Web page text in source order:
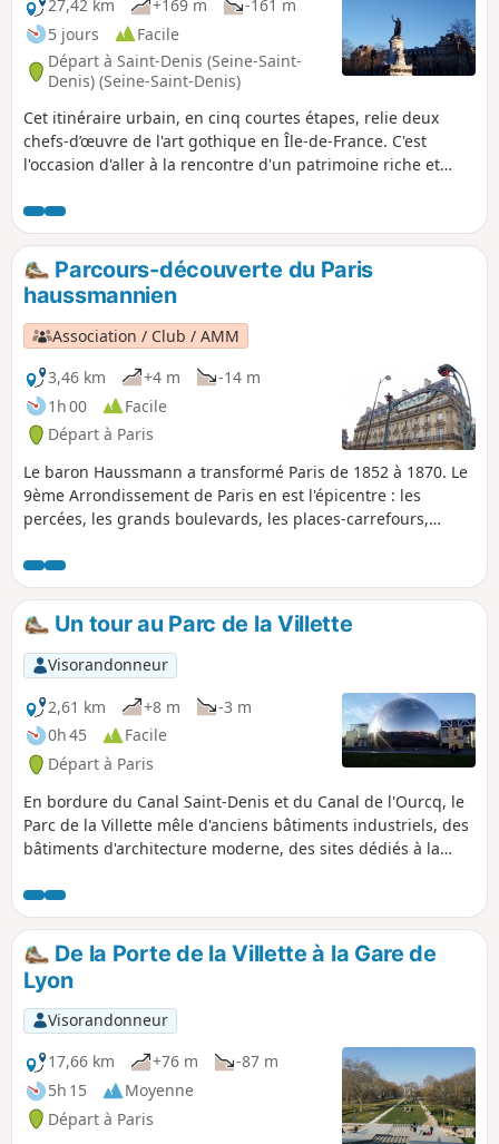
27,42 km +169 m
-161 m
5 jours
Facile
Départ à Saint-Denis (Seine-Saint-
Denis) (Seine-Saint-Denis)
Cet itinéraire urbain, en cinq courtes étapes, relie deux
chefs-d’œuvre de l'art gothique en Île-de-France. C'est
l'occasion d'aller à la rencontre d'un patrimoine riche et
siècle, architecture industrielle et moderne, street art, etc.
Les parties strictement urbaines sont entrecoupées d'un
passage le long du Canal Saint-Denis et de la traversée de
plusieurs parcs et jardins dont ceux de la Villette et des
Buttes Chaumont.
Parcours-découverte du Paris
haussmannien
Association / Club / AMM
3,46 km
+4 m
-14 m
1h 00
Facile
Départ à Paris
Le baron Haussmann a transformé Paris de 1852 à 1870. Le
9ème Arrondissement de Paris en est l'épicentre : les
percées, les grands boulevards, les places-carrefours,
second empire : grands magasins, Opéra, théâtres, music-
halls, églises, sièges de la presse, banques, passages
couverts, colonnes Morris, kiosques, etc. Ce parcours vous
fera découvrir, les témoins de cette époque, et leur
adaptation au Paris d’aujourd’hui.
Un tour au Parc de la Villette
Visorandonneur
2,61 km
+8 m
-3 m
0h 45
Facile
Départ à Paris
En bordure du Canal Saint-Denis et du Canal de l'Ourcq, le
Parc de la Villette mêle d'anciens bâtiments industriels, des
bâtiments d'architecture moderne, des sites dédiés à la
thématiques. Cette brève promenade propose de traverser
ce parc, avec de nombreux détours, à la rencontre de ce
patrimoine diversifié.
De la Porte de la Villette à la Gare de
Lyon
Visorandonneur
17,66 km
+76 m
-87 m
5h 15
Moyenne
Départ à Paris